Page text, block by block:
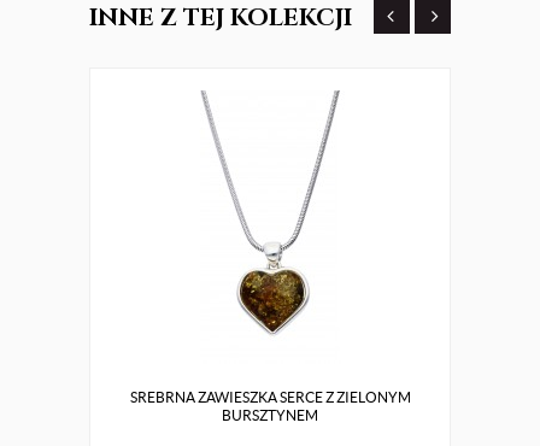
INNE Z TEJ KOLEKCJI
SREBRNA ZAWIESZKA SERCE Z ZIELONYM
BURSZTYNEM